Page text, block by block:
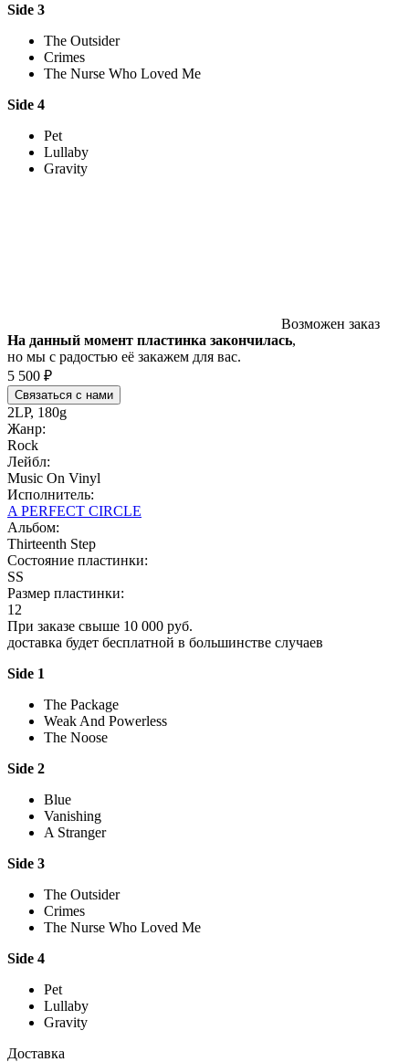
Side 3
The Outsider
Crimes
The Nurse Who Loved Me
Side 4
Pet
Lullaby
Gravity
Возможен заказ
На данный момент пластинка закончилась,
но мы с радостью её закажем для вас.
5 500 ₽
Связаться с нами
2LP, 180g
Жанр:
Rock
Лейбл:
Music On Vinyl
Исполнитель:
A PERFECT CIRCLE
Альбом:
Thirteenth Step
Состояние пластинки:
SS
Размер пластинки:
12
При заказе свыше 10 000 руб.
доставка будет бесплатной в большинстве случаев
Side 1
The Package
Weak And Powerless
The Noose
Side 2
Blue
Vanishing
A Stranger
Side 3
The Outsider
Crimes
The Nurse Who Loved Me
Side 4
Pet
Lullaby
Gravity
Доставка